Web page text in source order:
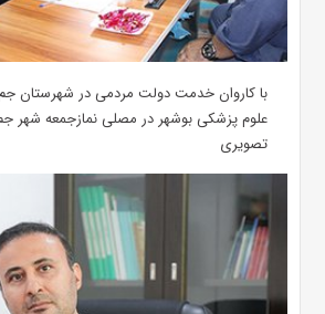
با کاروان خدمت دولت مردمی در شهرستان
علوم پزشکی بوشهر در مصلی نمازجمعه شهر
تصویری